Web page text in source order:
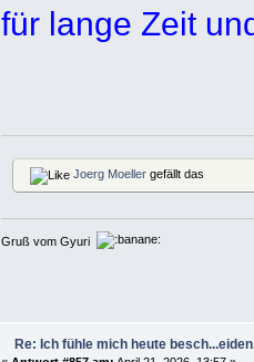
für lange Zeit
Joerg Moellergefällt das
Gruß vom Gyuri
Re: Ich fühle mich heute